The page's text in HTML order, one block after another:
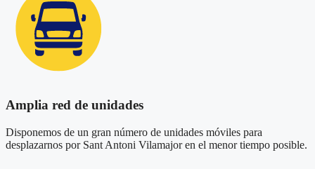
Amplia red de unidades
Disponemos de un gran número de unidades móviles para
desplazarnos por Sant Antoni Vilamajor en el menor tiempo posible.